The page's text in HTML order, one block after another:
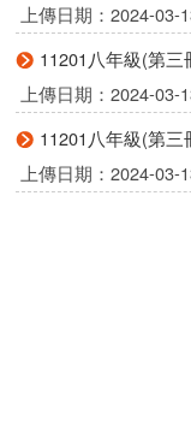
上傳日期：2024-03-
11201八年級(第
上傳日期：2024-03-
11201八年級(第
上傳日期：2024-03-